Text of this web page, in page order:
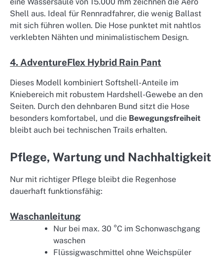
Shell aus. Ideal für Rennradfahrer, die wenig Ballast
mit sich führen wollen. Die Hose punktet mit nahtlos
verklebten Nähten und minimalistischem Design.
4. AdventureFlex Hybrid Rain Pant
Dieses Modell kombiniert Softshell-Anteile im
Kniebereich mit robustem Hardshell-Gewebe an den
Seiten. Durch den dehnbaren Bund sitzt die Hose
besonders komfortabel, und die Bewegungsfreiheit
bleibt auch bei technischen Trails erhalten.
Pflege, Wartung und Nachhaltigkeit
Nur mit richtiger Pflege bleibt die Regenhose
dauerhaft funktionsfähig:
Waschanleitung
Nur bei max. 30 °C im Schonwaschgang
waschen
Flüssigwaschmittel ohne Weichspüler